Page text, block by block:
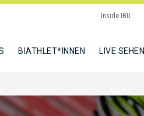
Inside IBU
BIATHLET*INNEN LIVE SEHEN